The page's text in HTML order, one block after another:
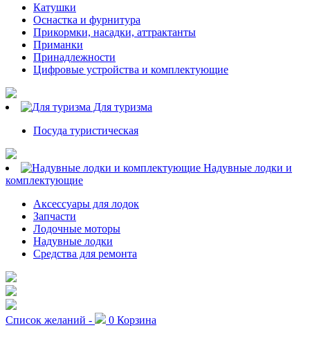
Катушки
Оснастка и фурнитура
Прикормки, насадки, аттрактанты
Приманки
Принадлежности
Цифровые устройства и комплектующие
Для туризма
Посуда туристическая
Надувные лодки и
комплектующие
Аксессуары для лодок
Запчасти
Лодочные моторы
Надувные лодки
Средства для ремонта
Список желаний - 0 Корзина